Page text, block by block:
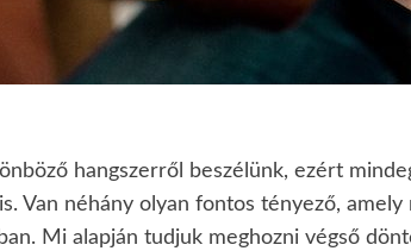
hangszerről beszélünk, ezért
Van néhány olyan fontos tényező, amely
Mi alapján tudjuk meghozni végső